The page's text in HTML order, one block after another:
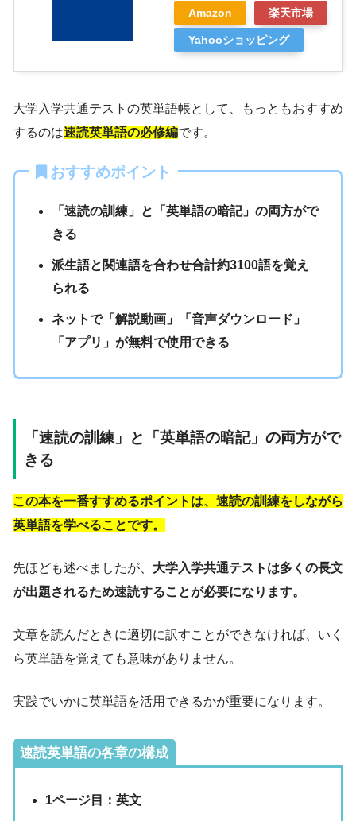
Amazon 楽天市場
Yahooショッピング
大学入学共通テストの英単語帳として、もっともおすすめ
するのは速読英単語の必修編です。
おすすめポイント
「速読の訓練」と「英単語の暗記」の両方がで
きる
派生語と関連語を合わせ合計約3100語を覚え
られる
ネットで「解説動画」「音声ダウンロード」
「アプリ」が無料で使用できる
「速読の訓練」と「英単語の暗記」の両方がで
きる
この本を一番すすめるポイントは、速読の訓練をしながら
英単語を学べることです。
先ほども述べましたが、 大学入学共通テストは多くの長文
が出題されるため速読することが必要になります。
文章を読んだときに適切に訳すことができなければ、いく
ら英単語を覚えても意味がありません。
実践でいかに英単語を活用できるかが重要になります。
速読英単語の各章の構成
1ページ目：英文